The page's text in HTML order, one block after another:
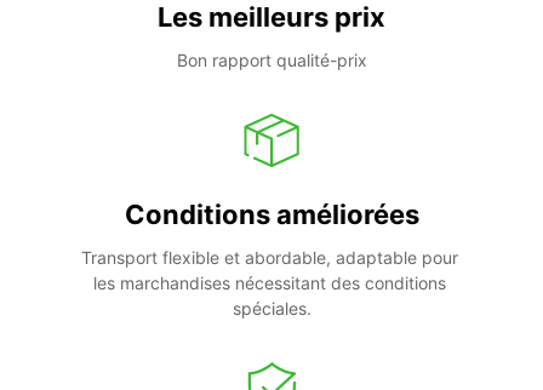
Les meilleurs prix
Bon rapport qualité-prix
Conditions améliorées
Transport flexible et abordable, adaptable pour
les marchandises nécessitant des conditions
spéciales.